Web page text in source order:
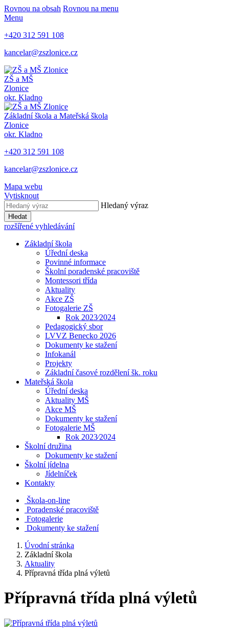
Rovnou na obsah Rovnou na menu
Menu
+420 312 591 108
kancelar@zszlonice.cz
ZŠ a MŠ
Zlonice
okr. Kladno
Základní škola a Mateřská škola
Zlonice
okr. Kladno
+420 312 591 108
kancelar@zszlonice.cz
Mapa webu
Vytisknout
Hledaný výraz
Hledat
rozšířené vyhledávání
Základní škola
Úřední deska
Povinné informace
Školní poradenské pracoviště
Montessori třída
Aktuality
Akce ZŠ
Fotogalerie ZŠ
Rok 2023⁄2024
Pedagogický sbor
LVVZ Benecko 2026
Dokumenty ke stažení
Infokanál
Projekty
Základní časové rozdělení šk. roku
Mateřská škola
Úřední deska
Aktuality MŠ
Akce MŠ
Dokumenty ke stažení
Fotogalerie MŠ
Rok 2023⁄2024
Školní družina
Dokumenty ke stažení
Školní jídelna
Jídelníček
Kontakty
Škola-on-line
Poradenské pracoviště
Fotogalerie
Dokumenty ke stažení
Úvodní stránka
Základní škola
Aktuality
Přípravná třída plná výletů
Přípravná třída plná výletů